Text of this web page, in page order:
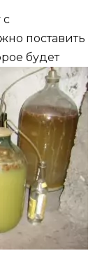
с
поставить
будет